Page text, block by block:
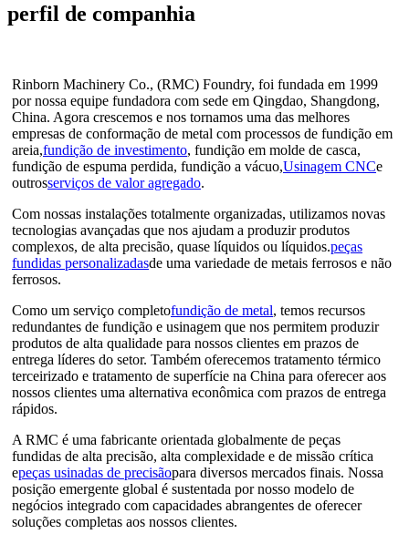
perfil de companhia
Rinborn Machinery Co., (RMC) Foundry, foi fundada em 1999
por nossa equipe fundadora com sede em Qingdao, Shangdong,
China. Agora crescemos e nos tornamos uma das melhores
empresas de conformação de metal com processos de fundição em
areia,fundição de investimento, fundição em molde de casca,
fundição de espuma perdida, fundição a vácuo,Usinagem CNCe
outrosserviços de valor agregado.
Com nossas instalações totalmente organizadas, utilizamos novas
tecnologias avançadas que nos ajudam a produzir produtos
complexos, de alta precisão, quase líquidos ou líquidos.peças
fundidas personalizadasde uma variedade de metais ferrosos e não
ferrosos.
Como um serviço completofundição de metal, temos recursos
redundantes de fundição e usinagem que nos permitem produzir
produtos de alta qualidade para nossos clientes em prazos de
entrega líderes do setor. Também oferecemos tratamento térmico
terceirizado e tratamento de superfície na China para oferecer aos
nossos clientes uma alternativa econômica com prazos de entrega
rápidos.
A RMC é uma fabricante orientada globalmente de peças
fundidas de alta precisão, alta complexidade e de missão crítica
epeças usinadas de precisãopara diversos mercados finais. Nossa
posição emergente global é sustentada por nosso modelo de
negócios integrado com capacidades abrangentes de oferecer
soluções completas aos nossos clientes.